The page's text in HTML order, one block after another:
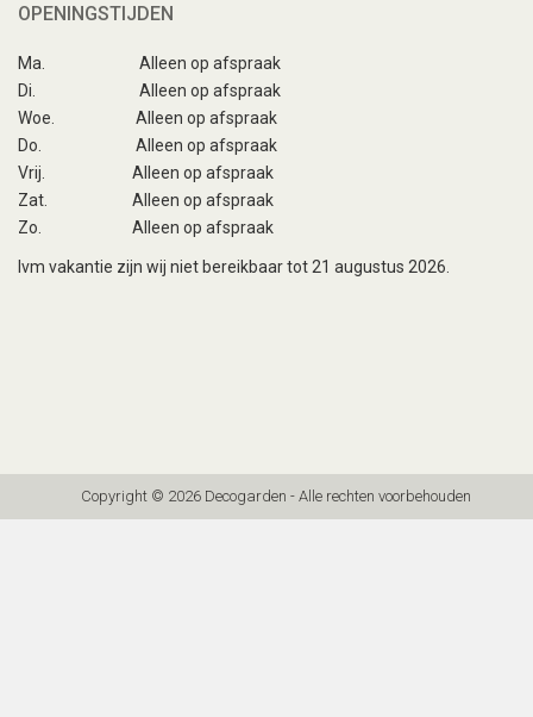
OPENINGSTIJDEN
Ma.
Alleen op afspraak
Di.
Alleen op afspraak
Woe.
Alleen op afspraak
Do.
Alleen op afspraak
Vrij.
Alleen op afspraak
Zat.
Alleen op afspraak
Zo.
Alleen op afspraak
Ivm vakantie zijn wij niet bereikbaar tot 21 augustus 2026.
Copyright © 2026 Decogarden - Alle rechten voorbehouden